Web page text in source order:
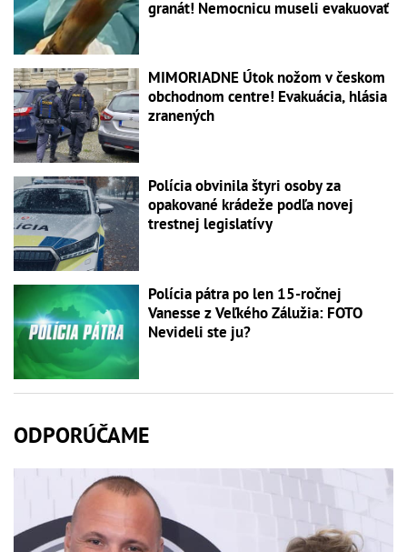
granát! Nemocnicu museli evakuovať
MIMORIADNE Útok nožom v českom
obchodnom centre! Evakuácia, hlásia
zranených
Polícia obvinila štyri osoby za
opakované krádeže podľa novej
trestnej legislatívy
Polícia pátra po len 15-ročnej
Vanesse z Veľkého Zálužia: FOTO
Nevideli ste ju?
ODPORÚČAME